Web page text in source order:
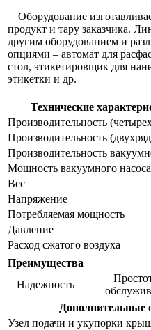
Оборудование
продукт и тару заказчика.
другим оборудованием и
опциями – автомат для
стол, этикетировщик для
этикетки и др.
Технические
Производительность
Производительность
Производительность
Мощность вакуумного насоса
Вес
Напряжение
Потребляемая мощность
Давление
Расход сжатого воздуха
Преимущества
Надежность
Дополнительные
Узел подачи и укупорки